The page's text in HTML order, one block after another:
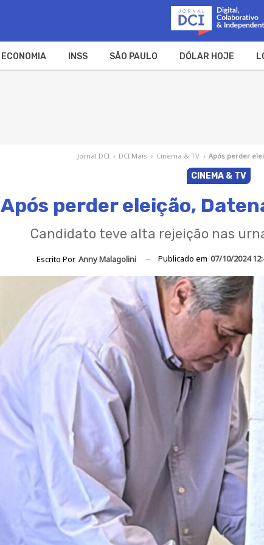
ECONOMIA INSS SÃO PAULO DÓLAR HOJE
Jornal DCI › DCI Mais › Cinema & TV › Após perder
CINEMA & TV
Após perder eleição,
Candidato teve alta rejeição nas
Escrito Por Anny Malagolini Publicado em 07/10/2024